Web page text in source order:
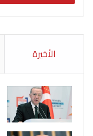
الأخيرة